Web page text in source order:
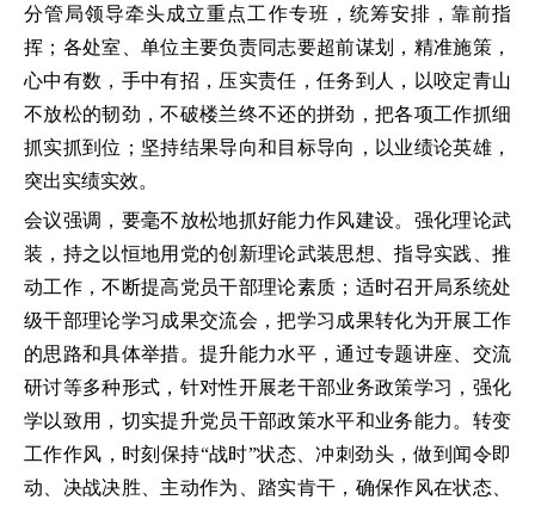
分管局领导牵头成立重点工作专班，统筹安排，靠前指
挥；各处室、单位主要负责同志要超前谋划，精准施策，
心中有数，手中有招，压实责任，任务到人，以咬定青山
不放松的韧劲，不破楼兰终不还的拼劲，把各项工作抓细
抓实抓到位；坚持结果导向和目标导向，以业绩论英雄，
突出实绩实效。
会议强调，要毫不放松地抓好能力作风建设。强化理论武
装，持之以恒地用党的创新理论武装思想、指导实践、推
动工作，不断提高党员干部理论素质；适时召开局系统处
级干部理论学习成果交流会，把学习成果转化为开展工作
的思路和具体举措。提升能力水平，通过专题讲座、交流
研讨等多种形式，针对性开展老干部业务政策学习，强化
学以致用，切实提升党员干部政策水平和业务能力。转变
工作作风，时刻保持“战时”状态、冲刺劲头，做到闻令即
动、决战决胜、主动作为、踏实肯干，确保作风在状态、